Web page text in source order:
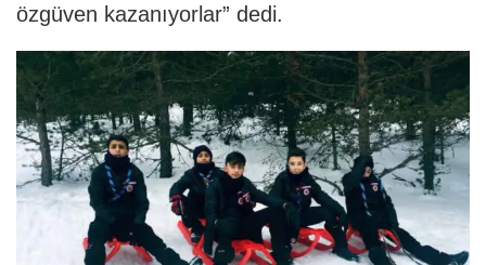
özgüven kazanıyorlar” dedi.